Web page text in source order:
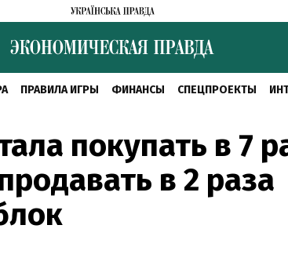
ПРАВИЛА ИГРЫ ФИНАНСЫ СПЕЦПРОЕКТЫ
покупать в 7
в 2 раза